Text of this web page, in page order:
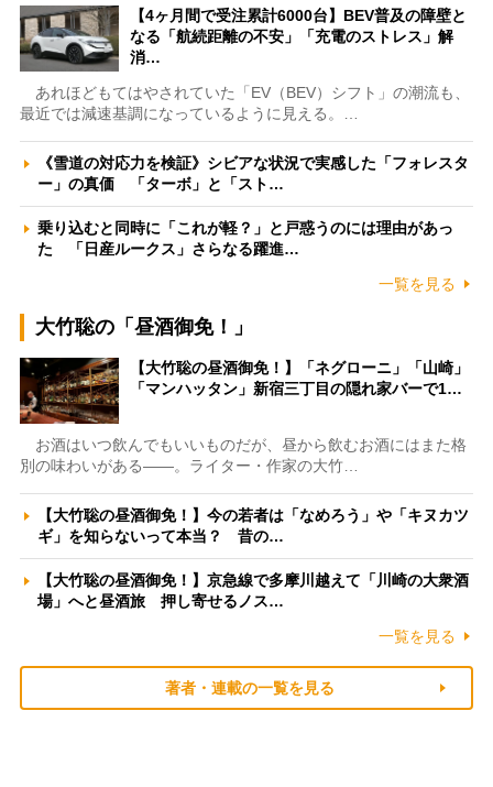
【4ヶ月間で受注累計6000台】BEV普及の障壁と
なる「航続距離の不安」「充電のストレス」解
消…
あれほどもてはやされていた「EV（BEV）シフト」の潮流も、
最近では減速基調になっているように見える。…
《雪道の対応力を検証》シビアな状況で実感した「フォレスタ
ー」の真価 「ターボ」と「スト…
乗り込むと同時に「これが軽？」と戸惑うのには理由があっ
た 「日産ルークス」さらなる躍進…
一覧を見る
大竹聡の「昼酒御免！」
【大竹聡の昼酒御免！】「ネグローニ」「山崎」
「マンハッタン」新宿三丁目の隠れ家バーで1…
お酒はいつ飲んでもいいものだが、昼から飲むお酒にはまた格
別の味わいがある――。ライター・作家の大竹…
【大竹聡の昼酒御免！】今の若者は「なめろう」や「キヌカツ
ギ」を知らないって本当？ 昔の…
【大竹聡の昼酒御免！】京急線で多摩川越えて「川崎の大衆酒
場」へと昼酒旅 押し寄せるノス…
一覧を見る
著者・連載の一覧を見る